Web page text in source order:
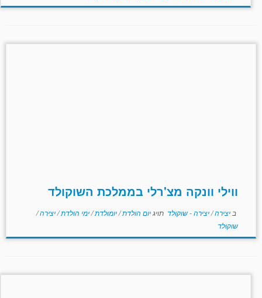
ווילי וונקה מצ'רלי בממלכת השוקולד
ב יצירה/יצירה - שוקולד תויגיום הולדת/יומולדת/ימי הולדת/יצירה/
שוקולד